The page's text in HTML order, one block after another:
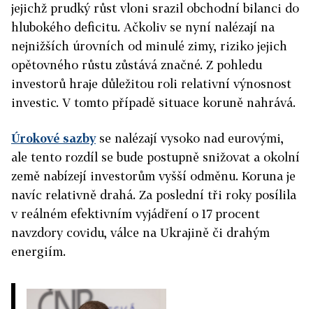
jejichž prudký růst vloni srazil obchodní bilanci do
hlubokého deficitu. Ačkoliv se nyní nalézají na
nejnižších úrovních od minulé zimy, riziko jejich
opětovného růstu zůstává značné. Z pohledu
investorů hraje důležitou roli relativní výnosnost
investic. V tomto případě situace koruně nahrává.
Úrokové sazbyse nalézají vysoko nad eurovými,
ale tento rozdíl se bude postupně snižovat a okolní
země nabízejí investorům vyšší odměnu. Koruna je
navíc relativně drahá. Za poslední tři roky posílila
v reálném efektivním vyjádření o 17 procent
navzdory covidu, válce na Ukrajině či drahým
energiím.